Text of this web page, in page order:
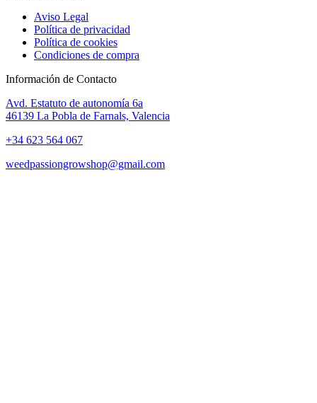
Aviso Legal
Política de privacidad
Política de cookies
Condiciones de compra
Información de Contacto
Avd. Estatuto de autonomía 6a
46139 La Pobla de Farnals, Valencia
+34 623 564 067
weedpassiongrowshop@gmail.com